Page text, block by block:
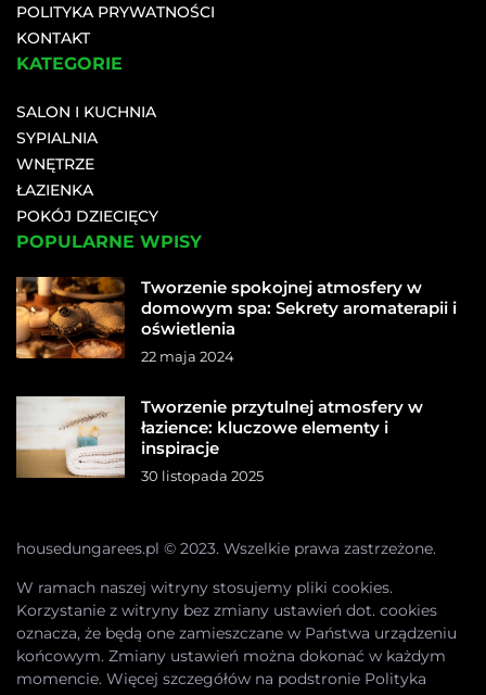
POLITYKA PRYWATNOŚCI
KONTAKT
KATEGORIE
SALON I KUCHNIA
SYPIALNIA
WNĘTRZE
ŁAZIENKA
POKÓJ DZIECIĘCY
POPULARNE WPISY
Tworzenie spokojnej atmosfery w
domowym spa: Sekrety aromaterapii i
oświetlenia
22 maja 2024
Tworzenie przytulnej atmosfery w
łazience: kluczowe elementy i
inspiracje
30 listopada 2025
housedungarees.pl © 2023. Wszelkie prawa zastrzeżone.
W ramach naszej witryny stosujemy pliki cookies.
Korzystanie z witryny bez zmiany ustawień dot. cookies
oznacza, że będą one zamieszczane w Państwa urządzeniu
końcowym. Zmiany ustawień można dokonać w każdym
momencie. Więcej szczegółów na podstronie Polityka